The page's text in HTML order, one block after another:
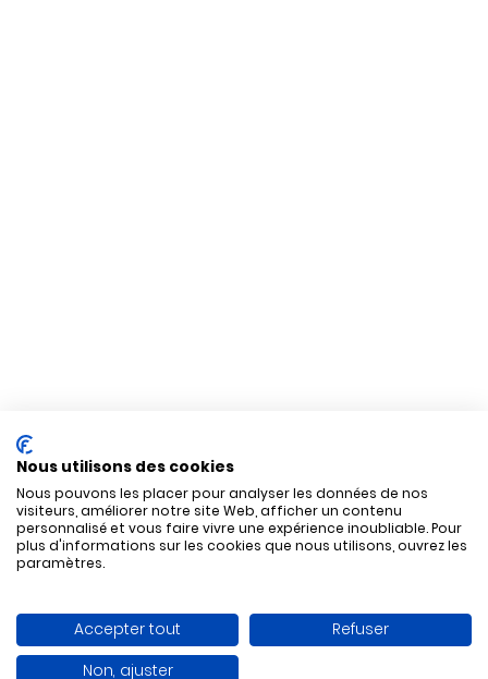
Nous utilisons des cookies
Nous pouvons les placer pour analyser les données de nos
visiteurs, améliorer notre site Web, afficher un contenu
personnalisé et vous faire vivre une expérience inoubliable. Pour
plus d'informations sur les cookies que nous utilisons, ouvrez les
paramètres.
Accepter tout
Refuser
Non, ajuster